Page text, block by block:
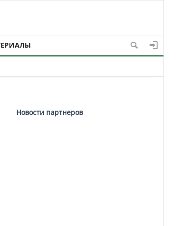
Новости партнеров